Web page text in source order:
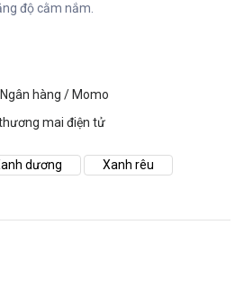
độ cằm nắm.
hàng / Momo
mai điện tử
dương
Xanh rêu